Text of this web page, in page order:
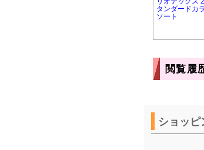
タンダードカ
ソート
閲覧履
ショッ